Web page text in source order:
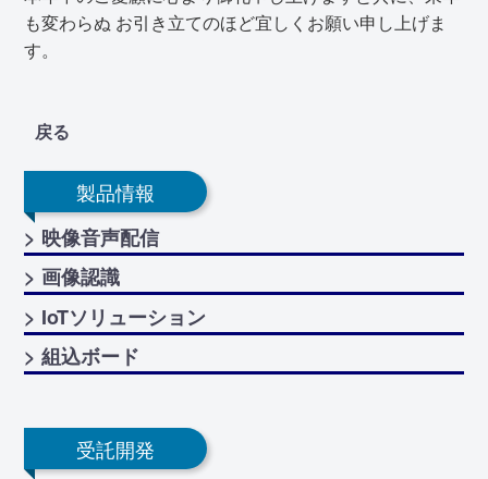
も変わらぬ お引き立てのほど宜しくお願い申し上げま
す。
戻る
製品情報
> 映像音声配信
> 画像認識
> IoTソリューション
> 組込ボード
受託開発